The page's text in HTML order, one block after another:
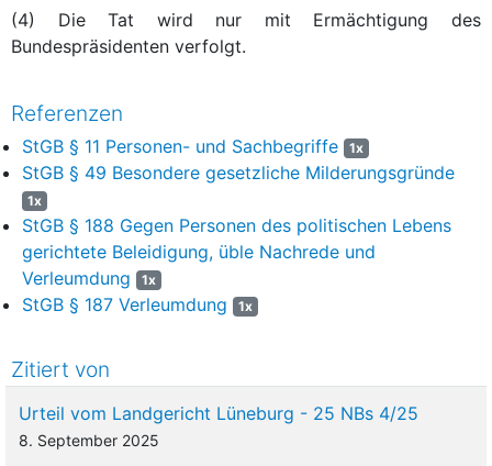
(4) Die Tat wird nur mit Ermächtigung des
Bundespräsidenten verfolgt.
Referenzen
StGB § 11 Personen- und Sachbegriffe 1x
StGB § 49 Besondere gesetzliche Milderungsgründe
1x
StGB § 188 Gegen Personen des politischen Lebens
gerichtete Beleidigung, üble Nachrede und
Verleumdung
1x
StGB § 187 Verleumdung 1x
Zitiert von
Urteil vom Landgericht Lüneburg - 25 NBs 4/25
8. September 2025